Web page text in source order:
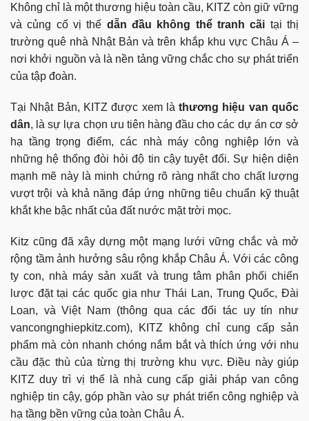
Không chỉ là một thương hiệu toàn cầu, KITZ còn giữ vững
và củng cố vị thế dẫn đầu không thể tranh cãi tại thị
trường quê nhà Nhật Bản và trên khắp khu vực Châu Á –
nơi khởi nguồn và là nền tảng vững chắc cho sự phát triển
của tập đoàn.
Tại Nhật Bản, KITZ được xem làthương hiệu van quốc
dân, là sự lựa chọn ưu tiên hàng đầu cho các dự án cơ sở
hạ tầng trọng điểm, các nhà máy công nghiệp lớn và
những hệ thống đòi hỏi độ tin cậy tuyệt đối. Sự hiện diện
mạnh mẽ này là minh chứng rõ ràng nhất cho chất lượng
vượt trội và khả năng đáp ứng những tiêu chuẩn kỹ thuật
khắt khe bậc nhất của đất nước mặt trời mọc.
Kitz cũng đã xây dựng một mạng lưới vững chắc và mở
rộng tầm ảnh hưởng sâu rộng khắp Châu Á. Với các công
ty con, nhà máy sản xuất và trung tâm phân phối chiến
lược đặt tại các quốc gia như Thái Lan, Trung Quốc, Đài
Loan, và Việt Nam (thông qua các đối tác uy tín như
vancongnghiepkitz.com), KITZ không chỉ cung cấp sản
phẩm mà còn nhanh chóng nắm bắt và thích ứng với nhu
cầu đặc thù của từng thị trường khu vực. Điều này giúp
KITZ duy trì vị thế là nhà cung cấp giải pháp van công
nghiệp tin cậy, góp phần vào sự phát triển công nghiệp và
hạ tầng bền vững của toàn Châu Á.